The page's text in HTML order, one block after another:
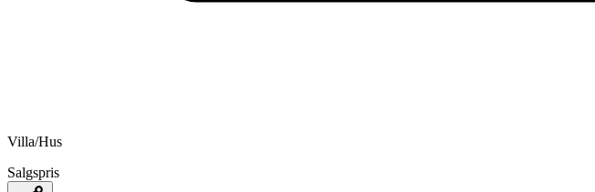
Villa/Hus
Salgspris